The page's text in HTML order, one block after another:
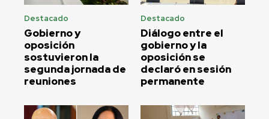
Destacado
Gobierno y
oposición
sostuvieron la
segunda jornada de
reuniones
Destacado
Diálogo entre el
gobierno y la
oposición se
declaró en sesión
permanente